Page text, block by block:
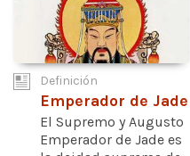
Definición
Emperador de Jade
El Supremo y Augusto
Emperador de Jade es